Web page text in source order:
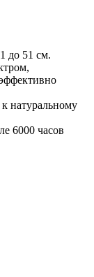
до 51 см.
натуральному
6000 часов